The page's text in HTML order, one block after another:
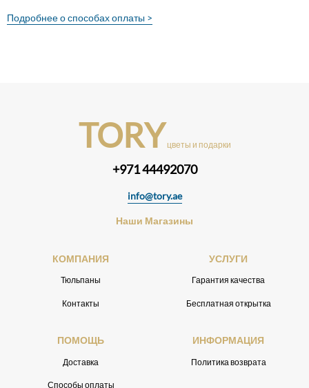
Подробнее о способах оплаты >
TORY цветы и подарки
+971 44492070
info@tory.ae
Наши Магазины
КОМПАНИЯ
Тюльпаны
Контакты
УСЛУГИ
Гарантия качества
Бесплатная открытка
ПОМОЩЬ
Доставка
Способы оплаты
ИНФОРМАЦИЯ
Политика возврата